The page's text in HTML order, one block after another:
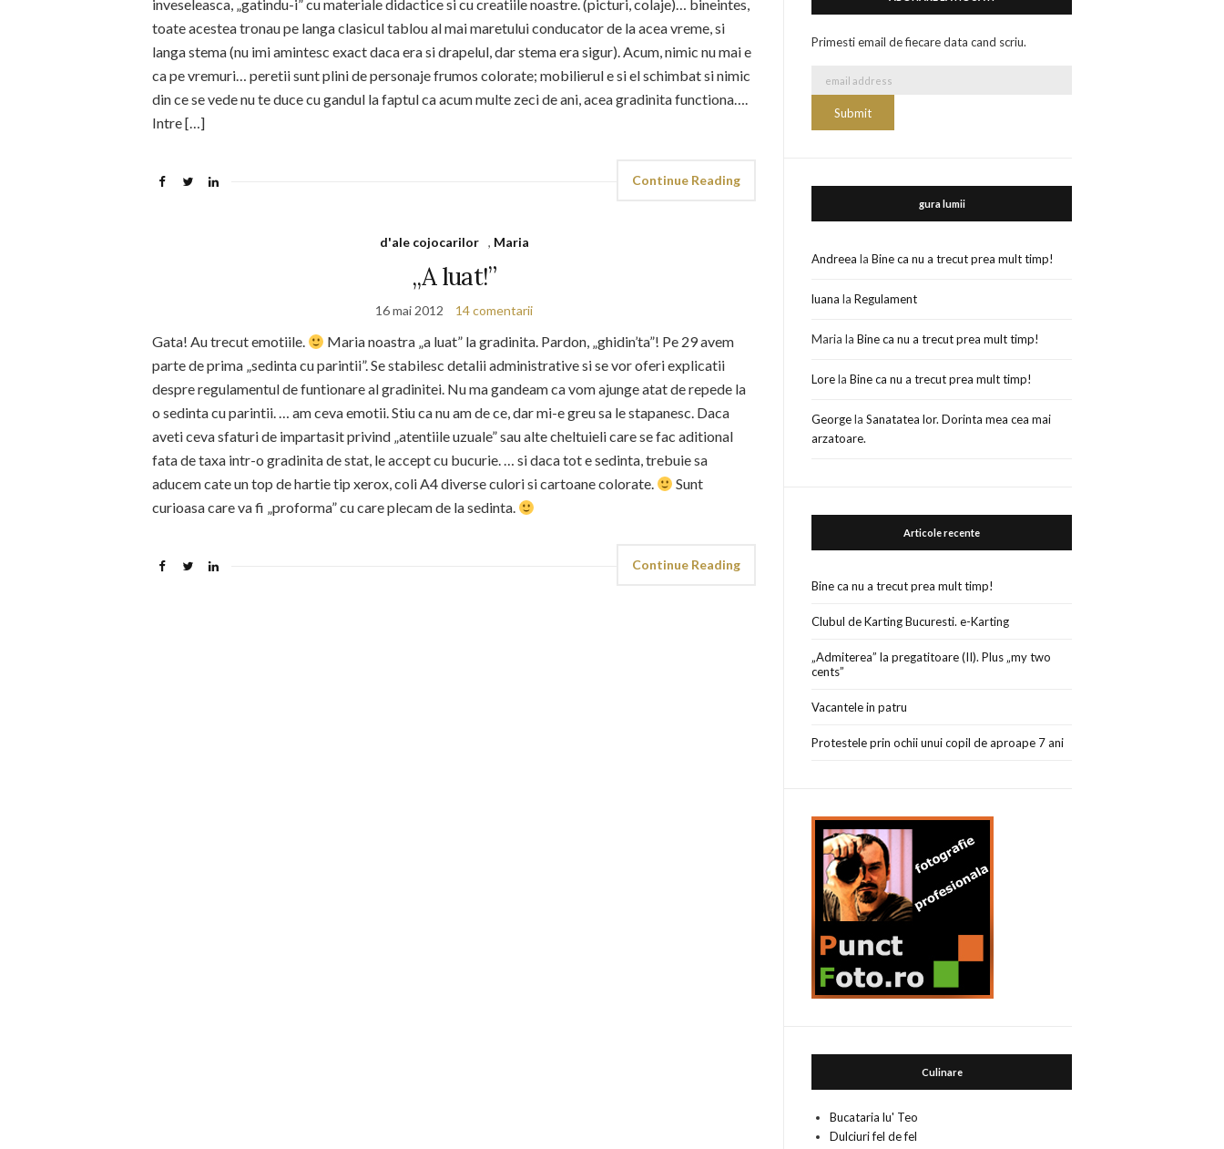
inveseleasca, „gatindu-i” cu materiale didactice si cu creatiile noastre. (picturi, colaje)… bineintes,
toate acestea tronau pe langa clasicul tablou al mai maretului conducator de la acea vreme, si
langa stema (nu imi amintesc exact daca era si drapelul, dar stema era sigur). Acum, nimic nu mai e
ca pe vremuri… peretii sunt plini de personaje frumos colorate; mobilierul e si el schimbat si nimic
din ce se vede nu te duce cu gandul la faptul ca acum multe zeci de ani, acea gradinita functiona….
Intre […]
Continue Reading
d'ale cojocarilor , Maria
„A luat!”
16 mai 2012 14 comentarii
Gata! Au trecut emotiile.
Maria noastra „a luat” la gradinita. Pardon, „ghidin’ta”! Pe 29 avem
parte de prima „sedinta cu parintii”. Se stabilesc detalii administrative si se vor oferi explicatii
despre regulamentul de funtionare al gradinitei. Nu ma gandeam ca vom ajunge atat de repede la
o sedinta cu parintii. … am ceva emotii. Stiu ca nu am de ce, dar mi-e greu sa le stapanesc. Daca
aveti ceva sfaturi de impartasit privind „atentiile uzuale” sau alte cheltuieli care se fac aditional
fata de taxa intr-o gradinita de stat, le accept cu bucurie. … si daca tot e sedinta, trebuie sa
aducem cate un top de hartie tip xerox, coli A4 diverse culori si cartoane colorate.
Sunt
curioasa care va fi „proforma” cu care plecam de la sedinta.
Continue Reading
Primesti email de fiecare data cand scriu.
gura lumii
Andreea laBine ca nu a trecut prea mult timp!
luana laRegulament
Maria laBine ca nu a trecut prea mult timp!
LorelaBine ca nu a trecut prea mult timp!
GeorgelaSanatatea lor. Dorinta mea cea mai
arzatoare.
Articole recente
Bine ca nu a trecut prea mult timp!
Clubul de Karting Bucuresti. e-Karting
„Admiterea” la pregatitoare (II). Plus „my two
cents”
Vacantele in patru
Protestele prin ochii unui copil de aproape 7 ani
Culinare
Bucataria lu' Teo
Dulciuri fel de fel